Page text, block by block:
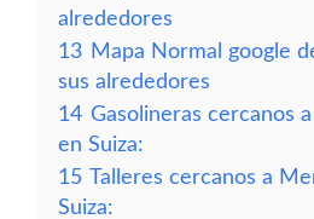
alrededores
13 Mapa Normal google
sus alrededores
14 Gasolineras cercanos
en Suiza:
15 Talleres cercanos a
Suiza: